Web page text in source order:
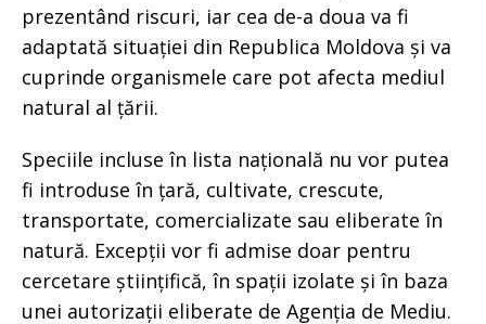
prezentând riscuri, iar cea de-a doua va fi
adaptată situației din Republica Moldova și va
cuprinde organismele care pot afecta mediul
natural al țării.
Speciile incluse în lista națională nu vor putea
fi introduse în țară, cultivate, crescute,
transportate, comercializate sau eliberate în
natură. Excepții vor fi admise doar pentru
cercetare științifică, în spații izolate și în baza
unei autorizații eliberate de Agenția de Mediu.